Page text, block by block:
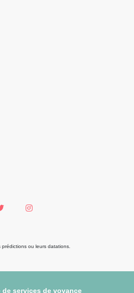
ou leurs datations.
services de voyance